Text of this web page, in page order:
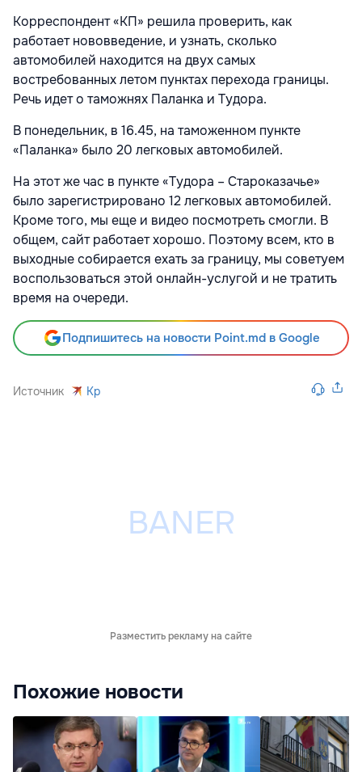
Корреспондент «КП» решила проверить, как
работает нововведение, и узнать, сколько
автомобилей находится на двух самых
востребованных летом пунктах перехода границы.
Речь идет о таможнях Паланка и Тудора.
В понедельник, в 16.45, на таможенном пункте
«Паланка» было 20 легковых автомобилей.
На этот же час в пункте «Тудора – Староказачье»
было зарегистрировано 12 легковых автомобилей.
Кроме того, мы еще и видео посмотреть смогли. В
общем, сайт работает хорошо. Поэтому всем, кто в
выходные собирается ехать за границу, мы советуем
воспользоваться этой онлайн-услугой и не тратить
время на очереди.
Подпишитесь на новости Point.md в Google
Источник Kp
Разместить рекламу на сайте
Похожие новости